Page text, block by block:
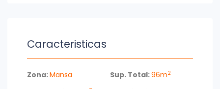
un ambiente perfecto para compartir
momentos inolvidables.
amenities que elevan tu estilo de vida: desde
Caracteristicas
Zona:Mansa Sup. Total:96m2